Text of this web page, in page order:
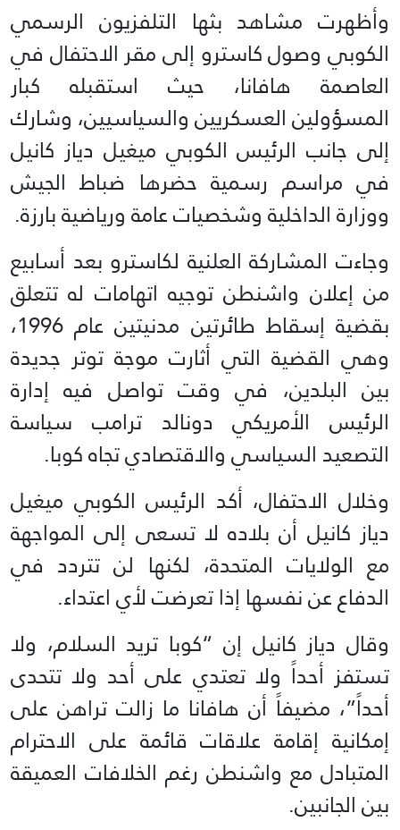
وأظهرت مشاهد بثها التلفزيون الرسمي
الكوبي وصول كاسترو إلى مقر الاحتفال في
العاصمة هافانا، حيث استقبله كبار
المسؤولين العسكريين والسياسيين، وشارك
إلى جانب الرئيس الكوبي ميغيل دياز كانيل
في مراسم رسمية حضرها ضباط الجيش
ووزارة الداخلية وشخصيات عامة ورياضية بارزة.
وجاءت المشاركة العلنية لكاسترو بعد أسابيع
من إعلان واشنطن توجيه اتهامات له تتعلق
بقضية إسقاط طائرتين مدنيتين عام 1996،
وهي القضية التي أثارت موجة توتر جديدة
بين البلدين، في وقت تواصل فيه إدارة
الرئيس الأمريكي دونالد ترامب سياسة
التصعيد السياسي والاقتصادي تجاه كوبا.
وخلال الاحتفال، أكد الرئيس الكوبي ميغيل
دياز كانيل أن بلاده لا تسعى إلى المواجهة
مع الولايات المتحدة، لكنها لن تتردد في
الدفاع عن نفسها إذا تعرضت لأي اعتداء.
وقال دياز كانيل إن “كوبا تريد السلام، ولا
تستفز أحداً ولا تعتدي على أحد ولا تتحدى
أحداً”، مضيفاً أن هافانا ما زالت تراهن على
إمكانية إقامة علاقات قائمة على الاحترام
المتبادل مع واشنطن رغم الخلافات العميقة
بين الجانبين.